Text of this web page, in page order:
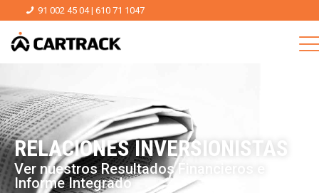
91 002 45 04|610 71 1047
RELACIONES INVERSIONISTAS
Ver nuestros Resultados Financieros e
Informe Integrado